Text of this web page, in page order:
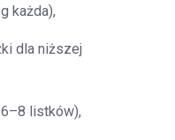
każda),
dla niższej
listków),